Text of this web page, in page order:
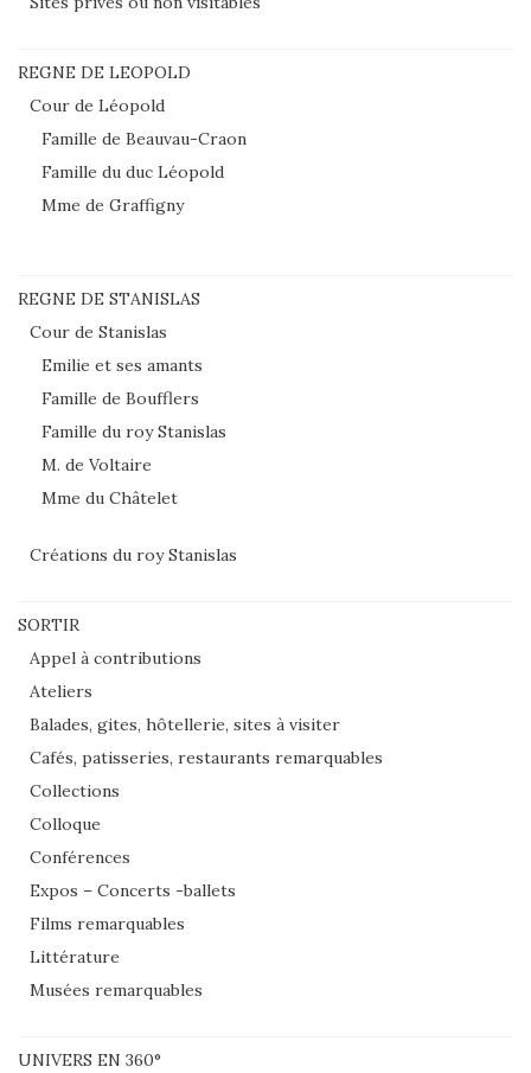
REGNE DE LEOPOLD
Cour de Léopold
Famille de Beauvau-Craon
Famille du duc Léopold
Mme de Graffigny
REGNE DE STANISLAS
Cour de Stanislas
Emilie et ses amants
Famille de Boufflers
Famille du roy Stanislas
M. de Voltaire
Mme du Châtelet
Créations du roy Stanislas
SORTIR
Appel à contributions
Ateliers
Balades, gites, hôtellerie, sites à visiter
Cafés, patisseries, restaurants remarquables
Collections
Colloque
Conférences
Expos – Concerts -ballets
Films remarquables
Littérature
Musées remarquables
UNIVERS EN 360°